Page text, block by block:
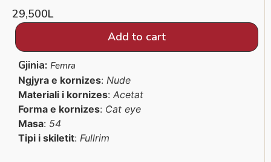
29,500L
Add to cart
Gjinia: Femra
Ngjyra e kornizes: Nude
Materiali i kornizes: Acetat
Forma e kornizes: Cat eye
Masa: 54
Tipi i skiletit: Fullrim